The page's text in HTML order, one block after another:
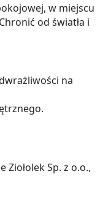
w miejscu
od światła i
na
Sp. z o.o.,